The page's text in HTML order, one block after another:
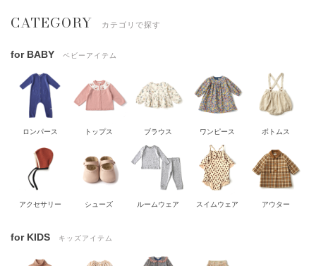
CATEGORY カテゴリで探す
for BABY ベビーアイテム
ロンパース トップス ブラウス ワンピース ボトムス
アクセサリー シューズ ルームウェア スイムウェア アウター
for KIDS キッズアイテム